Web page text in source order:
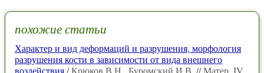
похожие статьи
Характер и вид деформаций и разрушения, морфология
разрушения кости в зависимости от вида внешнего